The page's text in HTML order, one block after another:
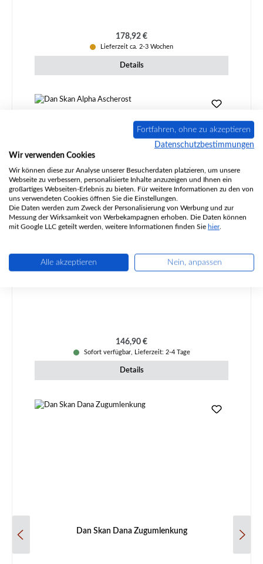
Regulärer Preis:
178,92 €
Lieferzeit ca. 2-3 Wochen
Details
Dan Skan Dana Ascherost
Regulärer Preis:
146,90 €
Sofort verfügbar, Lieferzeit: 2-4 Tage
Details
Dan Skan Dana Zugumlenkung
Fortfahren, ohne zu akzeptieren
Datenschutzbestimmungen
Wir verwenden Cookies
Wir können diese zur Analyse unserer Besucherdaten platzieren, um unsere
Webseite zu verbessern, personalisierte Inhalte anzuzeigen und Ihnen ein
großartiges Webseiten-Erlebnis zu bieten. Für weitere Informationen zu den von
uns verwendeten Cookies öffnen Sie die Einstellungen.
Die Daten werden zum Zweck der Personalisierung von Werbung und zur
Messung der Wirksamkeit von Werbekampagnen erhoben. Die Daten können
mit Google LLC geteilt werden, weitere Informationen finden Sie hier.
Alle akzeptieren Nein, anpassen